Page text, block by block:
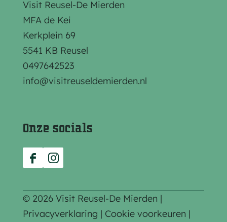
Visit Reusel-De Mierden
MFA de Kei
Kerkplein 69
5541 KB Reusel
0497642523
info@visitreuseldemierden.nl
Onze socials
F
c
e
I
s
t
© 2026 Visit Reusel-De Mierden |
Privacyverklaring | Cookie voorkeuren |